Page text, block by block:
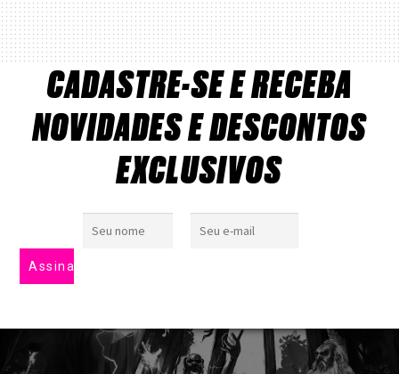
CADASTRE-SE E RECEBA
NOVIDADES E DESCONTOS
EXCLUSIVOS